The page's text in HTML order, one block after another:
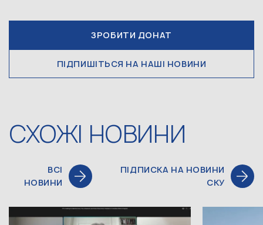
ЗРОБИТИ ДОНАТ
ПІДПИШІТЬСЯ НА НАШІ НОВИНИ
СХОЖІ НОВИНИ
ВСІ
НОВИНИ
ПІДПИСКА НА НОВИНИ
СКУ